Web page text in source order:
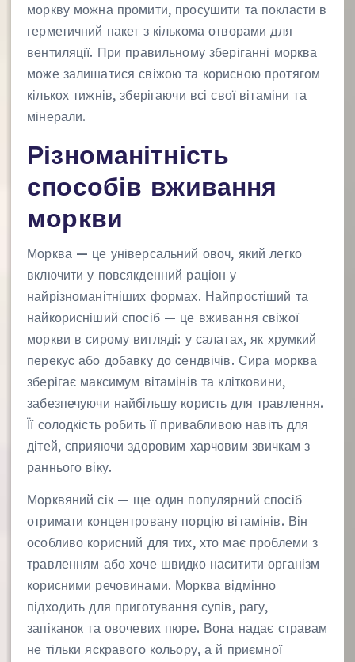
моркву можна промити, просушити та покласти в
герметичний пакет з кількома отворами для
вентиляції. При правильному зберіганні морква
може залишатися свіжою та корисною протягом
кількох тижнів, зберігаючи всі свої вітаміни та
мінерали.
Різноманітність
способів вживання
моркви
Морква — це універсальний овоч, який легко
включити у повсякденний раціон у
найрізноманітніших формах. Найпростіший та
найкорисніший спосіб — це вживання свіжої
моркви в сирому вигляді: у салатах, як хрумкий
перекус або добавку до сендвічів. Сира морква
зберігає максимум вітамінів та клітковини,
забезпечуючи найбільшу користь для травлення.
Її солодкість робить її привабливою навіть для
дітей, сприяючи здоровим харчовим звичкам з
раннього віку.
Морквяний сік — ще один популярний спосіб
отримати концентровану порцію вітамінів. Він
особливо корисний для тих, хто має проблеми з
травленням або хоче швидко наситити організм
корисними речовинами. Морква відмінно
підходить для приготування супів, рагу,
запіканок та овочевих пюре. Вона надає стравам
не тільки яскравого кольору, а й приємної